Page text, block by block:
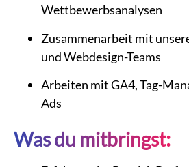
Wettbewerbsanalysen
Zusammenarbeit mit
und Webdesign-Teams
Arbeiten mit GA4, Tag-
Ads
Was du mitbringst: